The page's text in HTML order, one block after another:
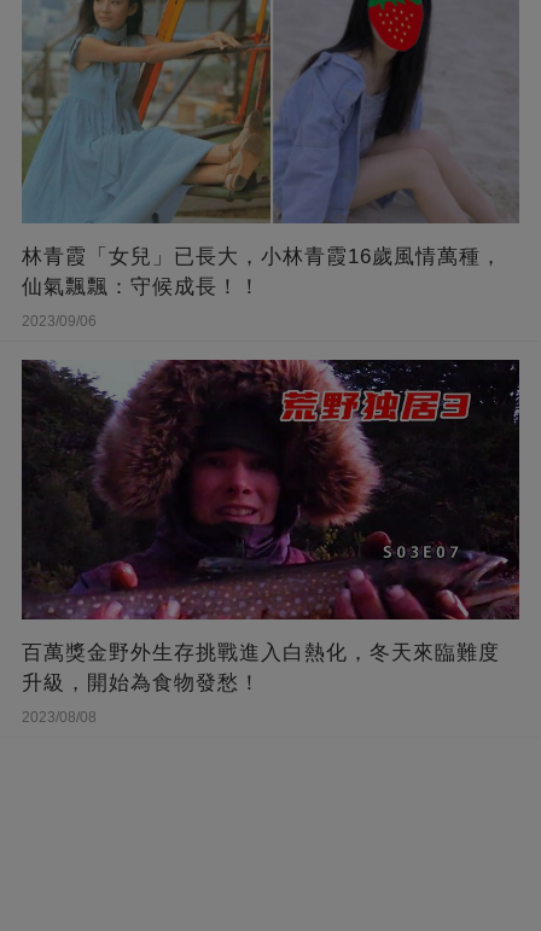
林青霞「女兒」已長大，小林青霞16歲風情萬種，
仙氣飄飄：守候成長！！
2023/09/06
百萬獎金野外生存挑戰進入白熱化，冬天來臨難度
升級，開始為食物發愁！
2023/08/08